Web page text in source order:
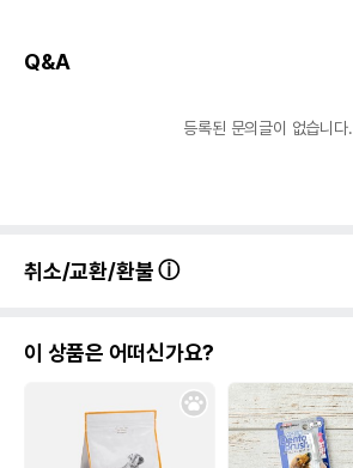
Q&A
등록된 문의글이 없습니다.
취소/교환/환불
이 상품은 어떠신가요?